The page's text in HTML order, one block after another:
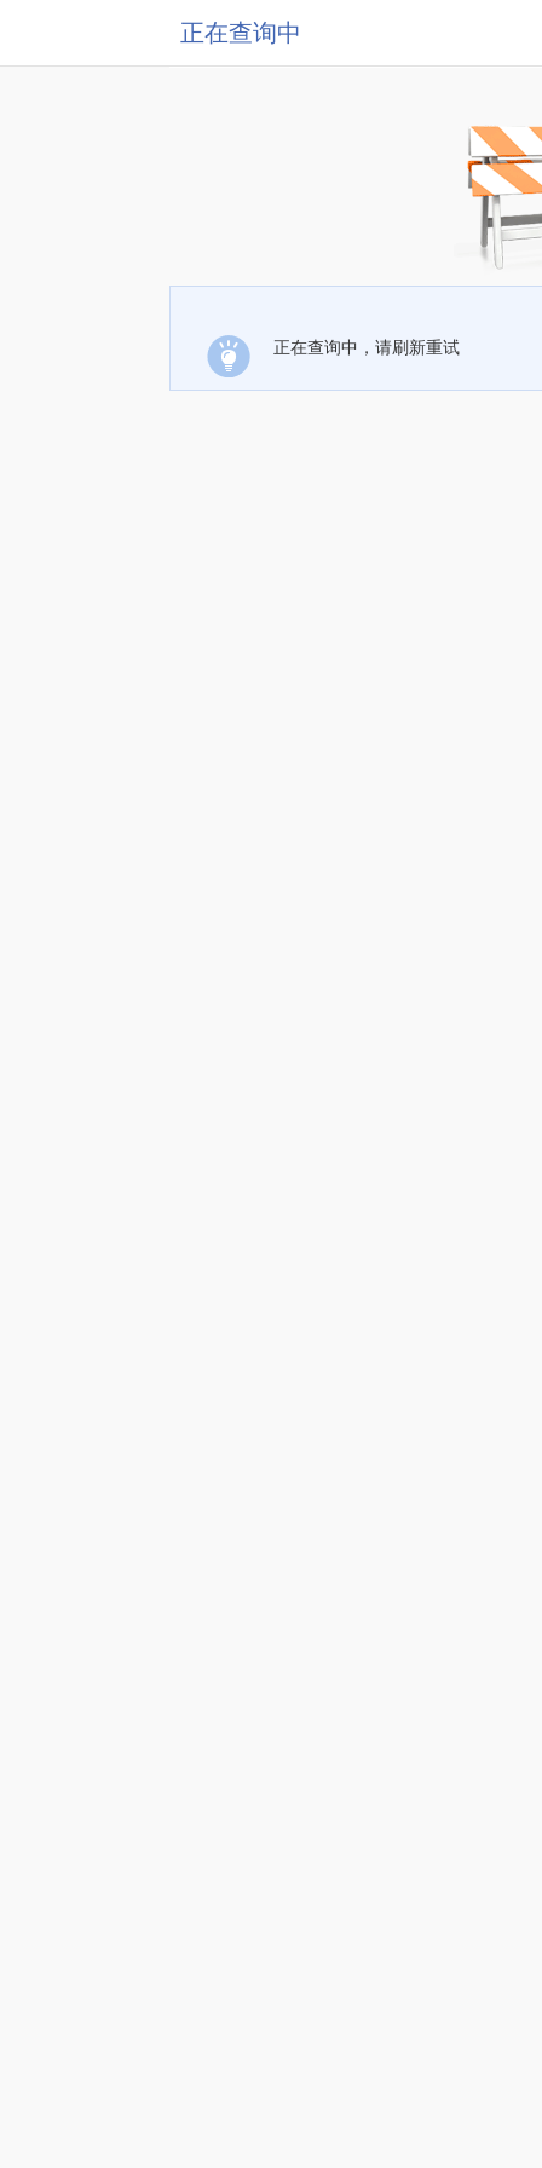
正在查询中
正在查询中，请刷新重试